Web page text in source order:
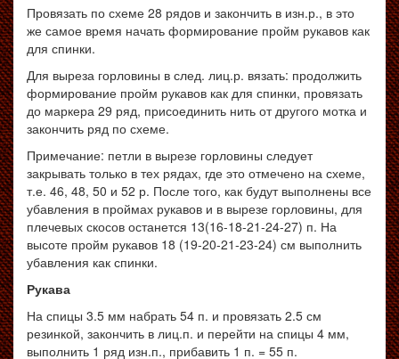
Провязать по схеме 28 рядов и закончить в изн.р., в это
же самое время начать формирование пройм рукавов как
для спинки.
Для выреза горловины в след. лиц.р. вязать: продолжить
формирование пройм рукавов как для спинки, провязать
до маркера 29 ряд, присоединить нить от другого мотка и
закончить ряд по схеме.
Примечание: петли в вырезе горловины следует
закрывать только в тех рядах, где это отмечено на схеме,
т.е. 46, 48, 50 и 52 р. После того, как будут выполнены все
убавления в проймах рукавов и в вырезе горловины, для
плечевых скосов останется 13(16-18-21-24-27) п. На
высоте пройм рукавов 18 (19-20-21-23-24) см выполнить
убавления как спинки.
Рукава
На спицы 3.5 мм набрать 54 п. и провязать 2.5 см
резинкой, закончить в лиц.п. и перейти на спицы 4 мм,
выполнить 1 ряд изн.п., прибавить 1 п. = 55 п.